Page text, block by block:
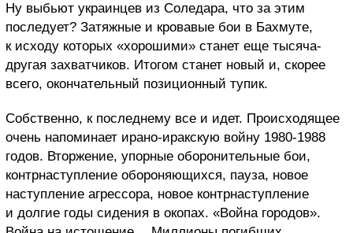
Ну выбьют украинцев из Соледара, что за этим
последует? Затяжные и кровавые бои в Бахмуте,
к исходу которых «хорошими» станет еще тысяча-
другая захватчиков. Итогом станет новый и, скорее
всего, окончательный позиционный тупик.
Собственно, к последнему все и идет. Происходящее
очень напоминает ирано-иракскую войну 1980-1988
годов. Вторжение, упорные оборонительные бои,
контрнаступление обороняющихся, пауза, новое
наступление агрессора, новое контрнаступление
и долгие годы сидения в окопах. «Война городов».